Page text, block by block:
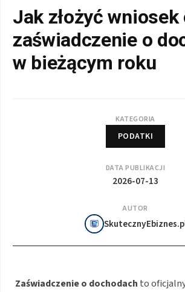
Jak złożyć wniosek
zaświadczenie o
w bieżącym roku
KATEGORIA
PODATKI
DATA PUBLIKACJI
2026-07-13
AUTOR
Zaświadczenie o dochodach to